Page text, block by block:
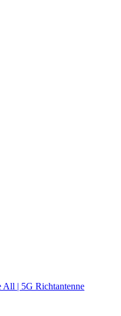
All | 5G Richtantenne